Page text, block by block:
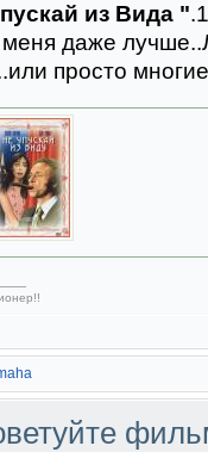
из Вида "
даже
просто